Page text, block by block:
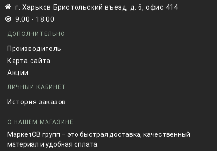
г. Харьков Бристольский въезд, д. 6, офис 414
9.00 - 18.00
ДОПОЛНИТЕЛЬНО
Производитель
Карта сайта
Акции
ЛИЧНЫЙ КАБИНЕТ
История заказов
О НАШЕМ МАГАЗИНЕ
МаркетСВ групп – это быстрая доставка, качественный
материал и удобная оплата.